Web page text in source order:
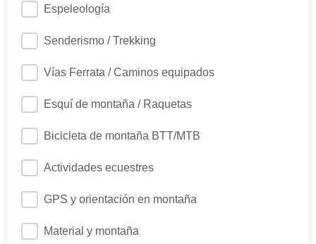
Espeleología
Senderismo / Trekking
Vías Ferrata / Caminos equipados
Esquí de montaña / Raquetas
Bicicleta de montaña BTT/MTB
Actividades ecuestres
GPS y orientación en montaña
Material y montaña